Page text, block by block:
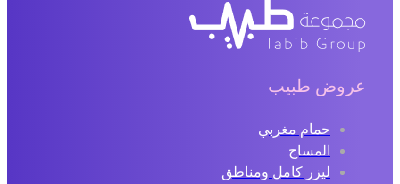
عروض طبيب
حمام مغربي
المساج
ليزر كامل ومناطق